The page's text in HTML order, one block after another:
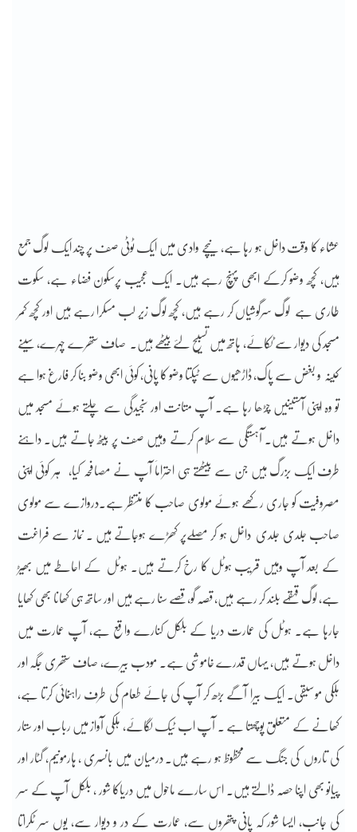
عشاء کا وقت داخل ہو رہا ہے، نیچے وادی میں ایک ٹوٹی صف پر چند ایک لوگ جمع
ہیں، کچھ وضو کرکے ابھی پہنچ رہے ہیں۔ ایک عجیب پرسکون فضاء ہے، سکوت
طاری ہے لوگ سرگوشیاں کر رہے ہیں، کچھ لوگ زیر لب مسکرا رہے ہیں اور کچھ کمر
مسجد کی دیوار سے ٹکائے، ہاتھ میں تسبیح لئےبیٹھے ہیں۔ صاف ستھرے چہرے، سینے
کینہ و بغض سے پاک، ڈاڑھیوں سے ٹپکتا وضو کا پانی، کوئی ابھی وضو بنا کر فارغ ہوا ہے
تو وہ اپنی آستینیں چڑھا رہا ہے۔ آپ متانت اور سنجیدگی سے چلتے ہوئے مسجد میں
داخل ہوتے ہیں۔ آہستگی سے سلام کرتے وہیں صف پر بیٹھ جاتے ہیں۔ داہنے
طرف ایک بزرگ ہیں جن سے بیٹھتے ہی احتراماَ آپ نے مصافحہ کیا، ہر کوئی اپنی
مصروفیت کو جاری رکھے ہوئے مولوی صاحب کا منتظر ہے۔دروازے سے مولوی
صاحب جلدی جلدی داخل ہو کر مصلےپر کھڑے ہوجاتے ہیں ۔ نماز سے فراغت
کے بعد آپ وہیں قریب ہوٹل کا رخ کرتے ہیں۔ ہوٹل کے احاطے میں بھیڑ
ہے، لوگ قہقہے بلند کر رہے ہیں، قصہ گو، قصے سنا رہے ہیں اور ساتھ ہی کھانا بھی کھایا
جارہا ہے۔ ہوٹل کی عمارت دریا کے بلکل کنارے واقع ہے، آپ عمارت میں
داخل ہوتے ہیں، یہاں قدرے خاموشی ہے۔ مودب بیرے، صاف ستھری جگہ اور
ہلکی موسیقی۔ ایک بیرا آگے بڑھ کر آپ کی جائے طعام کی طرف راہنمائی کرتا ہے،
کھانے کے متعلق پوچھتا ہے ۔ آپ اب ٹیک لگائے، ہلکی آواز میں رباب اور ستار
کی تاروں کی جنگ سے محظوظ ہو رہے ہیں۔ درمیان میں بانسری ، ہارمونیم، گٹار اور
پیانو بھی اپنا حصہ ڈالتے ہیں۔ اس سارے ماحول میں دریاکا شور ، بلکل آپ کے سر
کی جانب، ایسا شور کہ پانی پتھروں سے، عمارت کے در و دیوار سے، یوں سر ٹکراتا